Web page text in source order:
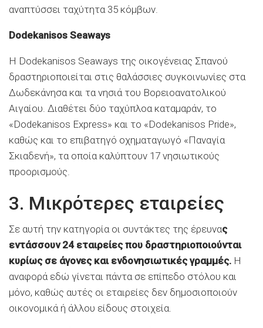
αναπτύσσει ταχύτητα 35 κόμβων.
Dodekanisos Seaways
Η Dodekanisos Seaways της οικογένειας Σπανού
δραστηριοποιείται στις θαλάσσιες συγκοινωνίες στα
Δωδεκάνησα και τα νησιά του Βορειοανατολικού
Αιγαίου. Διαθέτει δύο ταχύπλοα καταμαράν, το
«Dodekanisos Express» και το «Dodekanisos Pride»,
καθώς και το επιβατηγό οχηματαγωγό «Παναγία
Σκιαδενή», τα οποία καλύπτουν 17 νησιωτικούς
προορισμούς.
3. Μικρότερες εταιρείες
Σε αυτή την κατηγορία οι συντάκτες της έρευνας
εντάσσουν 24 εταιρείες που δραστηριοποιούνται
κυρίως σε άγονες και ενδονησιωτικές γραμμές. Η
αναφορά εδώ γίνεται πάντα σε επίπεδο στόλου και
μόνο, καθώς αυτές οι εταιρείες δεν δημοσιοποιούν
οικονομικά ή άλλου είδους στοιχεία.